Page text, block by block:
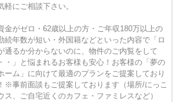
にご相談下さい。
金がゼロ・62歳以上の方・ご年収180万以上の
続年数が短い・外国籍などといった内容で「ロ
通るか分からないのに、物件のご内覧をして
・」と悩まれるお客様も安心！お客様の「夢の
ーム」に向けて最適のプランをご提案しており
※事前面談もご提案しております（場所/にっこ
ス、ご自宅近くのカフェ・ファミレスなど）